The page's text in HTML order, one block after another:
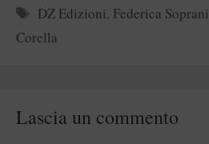
Tag
DZ Edizioni, Federica Soprani
Corella
Lascia un commento